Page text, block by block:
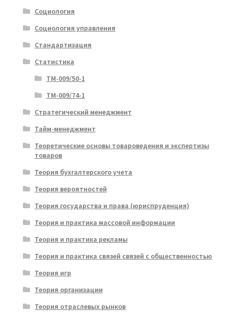
Социология
Социология управления
Стандартизация
Статистика
ТМ-009/50-1
ТМ-009/74-1
Стратегический менеджмент
Тайм-менеджмент
Теоретические основы товароведения и экспертизы
товаров
Теория бухгалтерского учета
Теория вероятностей
Теория государства и права (юриспруденция)
Теория и практика массовой информации
Теория и практика рекламы
Теория и практика связей связей с общественностью
Теория игр
Теория организации
Теория отраслевых рынков